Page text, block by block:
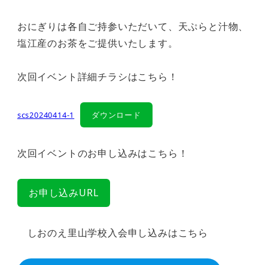
おにぎりは各自ご持参いただいて、天ぷらと汁物、
塩江産のお茶をご提供いたします。
次回イベント詳細チラシはこちら！
scs20240414-1 ダウンロード
次回イベントのお申し込みはこちら！
お申し込みURL
しおのえ里山学校入会申し込みはこちら